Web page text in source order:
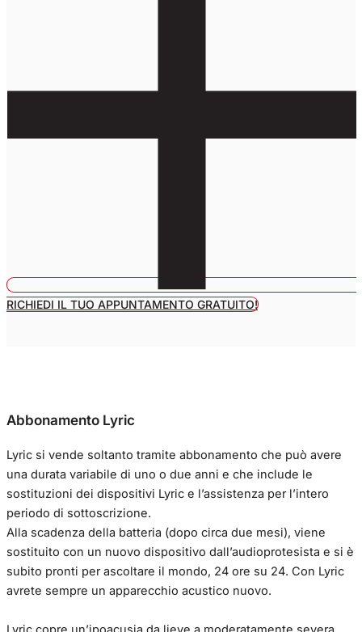
RICHIEDI IL TUO APPUNTAMENTO GRATUITO!
Abbonamento Lyric
Lyric si vende soltanto tramite abbonamento che può avere
una durata variabile di uno o due anni e che include le
sostituzioni dei dispositivi Lyric e l’assistenza per l’intero
periodo di sottoscrizione.
Alla scadenza della batteria (dopo circa due mesi), viene
sostituito con un nuovo dispositivo dall’audioprotesista e si è
subito pronti per ascoltare il mondo, 24 ore su 24. Con Lyric
avrete sempre un apparecchio acustico nuovo.